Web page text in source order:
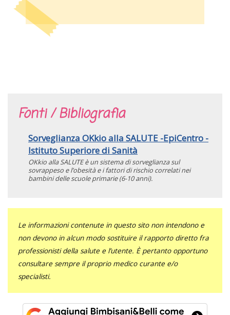
Fonti / Bibliografia
Sorveglianza OKkio alla SALUTE -EpiCentro -
Istituto Superiore di Sanità
OKkio alla SALUTE è un sistema di sorveglianza sul
sovrappeso e l’obesità e i fattori di rischio correlati nei
bambini delle scuole primarie (6-10 anni).
Le informazioni contenute in questo sito non intendono e
non devono in alcun modo sostituire il rapporto diretto fra
professionisti della salute e l’utente. È pertanto opportuno
consultare sempre il proprio medico curante e/o
specialisti.